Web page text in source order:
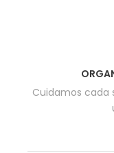
Cuidamos cada